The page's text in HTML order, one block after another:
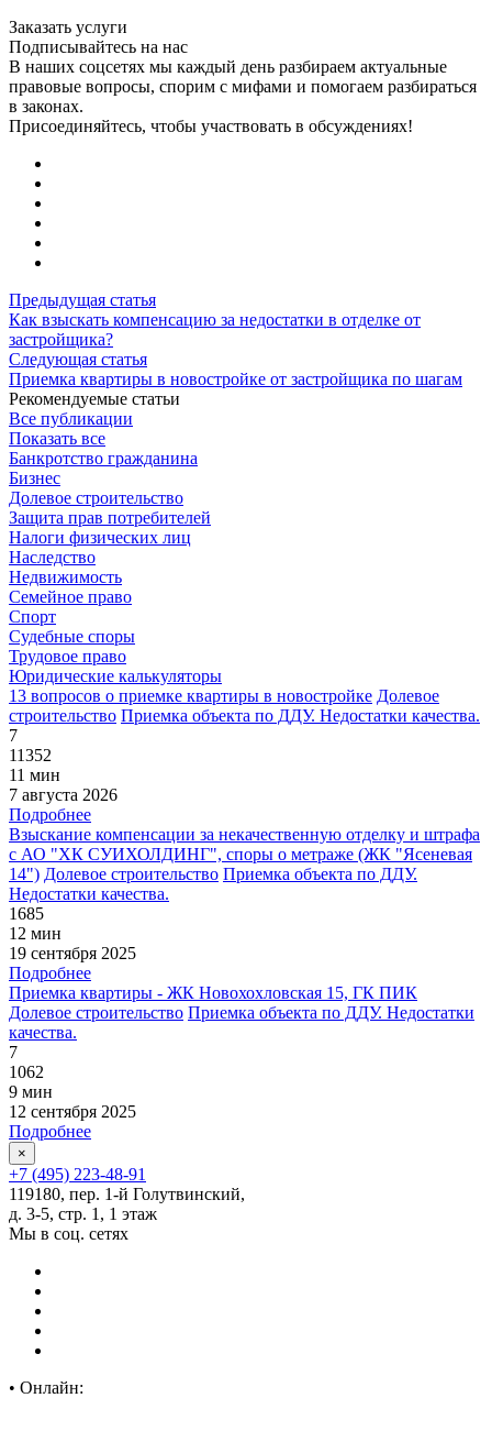
Заказать услуги
Подписывайтесь на нас
В наших соцсетях мы каждый день разбираем актуальные
правовые вопросы, спорим с мифами и помогаем разбираться
в законах.
Присоединяйтесь, чтобы участвовать в обсуждениях!
Предыдущая статья
Как взыскать компенсацию за недостатки в отделке от
застройщика?
Следующая статья
Приемка квартиры в новостройке от застройщика по шагам
Рекомендуемые статьи
Все публикации
Показать все
Банкротство гражданина
Бизнес
Долевое строительство
Защита прав потребителей
Налоги физических лиц
Наследство
Недвижимость
Семейное право
Спорт
Судебные споры
Трудовое право
Юридические калькуляторы
13 вопросов о приемке квартиры в новостройке Долевое
строительство Приемка объекта по ДДУ. Недостатки качества.
7
11352
11 мин
7 августа 2026
Подробнее
Взыскание компенсации за некачественную отделку и штрафа
с АО "ХК СУИХОЛДИНГ", споры о метраже (ЖК "Ясеневая
14") Долевое строительство Приемка объекта по ДДУ.
Недостатки качества.
1685
12 мин
19 сентября 2025
Подробнее
Приемка квартиры - ЖК Новохохловская 15, ГК ПИК
Долевое строительство Приемка объекта по ДДУ. Недостатки
качества.
7
1062
9 мин
12 сентября 2025
Подробнее
×
+7 (495) 223-48-91
119180, пер. 1-й Голутвинский,
д. 3-5, стр. 1, 1 этаж
Мы в соц. сетях
• Онлайн: